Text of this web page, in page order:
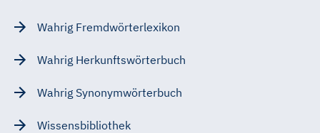
Wahrig Fremdwörterlexikon
Wahrig Herkunftswörterbuch
Wahrig Synonymwörterbuch
Wissensbibliothek